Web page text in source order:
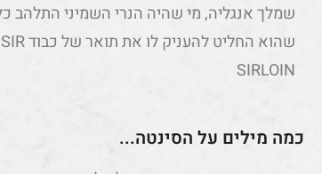
שמלך אנגליה, מי שהיה הנרי השמיני התלהב
SIRLOIN
כמה מילים על הסינטה...